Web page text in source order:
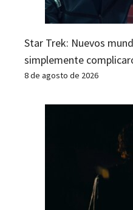
Star Trek: Nuevos
simplemente
8 de agosto de 2026